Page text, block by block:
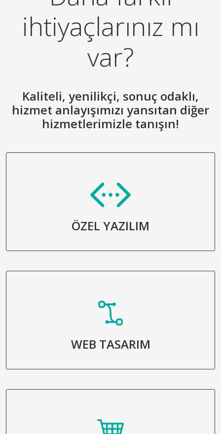
ihtiyaçlarınız mı
var?
Kaliteli, yenilikçi, sonuç odaklı,
hizmet anlayışımızı yansıtan diğer
hizmetlerimizle tanışın!
ÖZEL YAZILIM
WEB TASARIM